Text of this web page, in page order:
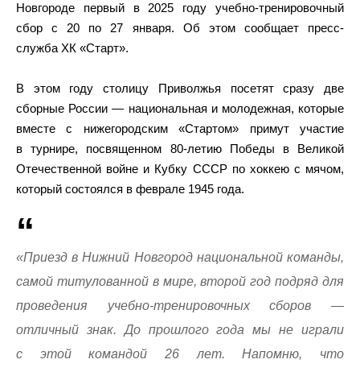
Новгороде первый в 2025 году учебно-тренировочный
сбор с 20 по 27 января. Об этом сообщает пресс-
служба ХК «Старт».
В этом году столицу Приволжья посетят сразу две
сборные России — национальная и молодежная, которые
вместе с нижегородским «Стартом» примут участие
в турнире, посвященном 80-летию Победы в Великой
Отечественной войне и Кубку СССР по хоккею с мячом,
который состоялся в феврале 1945 года.
«Приезд в Нижний Новгород национальной команды,
самой титулованной в мире, второй год подряд для
проведения учебно-тренировочных сборов —
отличный знак. До прошлого года мы не играли
с этой командой 26 лет. Напомню, что